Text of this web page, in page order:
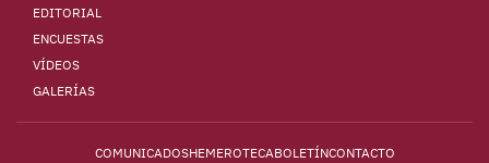
EDITORIAL
ENCUESTAS
VÍDEOS
GALERÍAS
COMUNICADOSHEMEROTECABOLETÍNCONTACTO